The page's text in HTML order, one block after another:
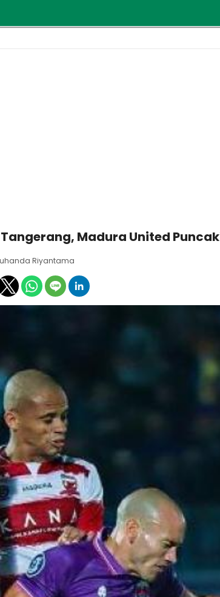
Madura United
Riyantama